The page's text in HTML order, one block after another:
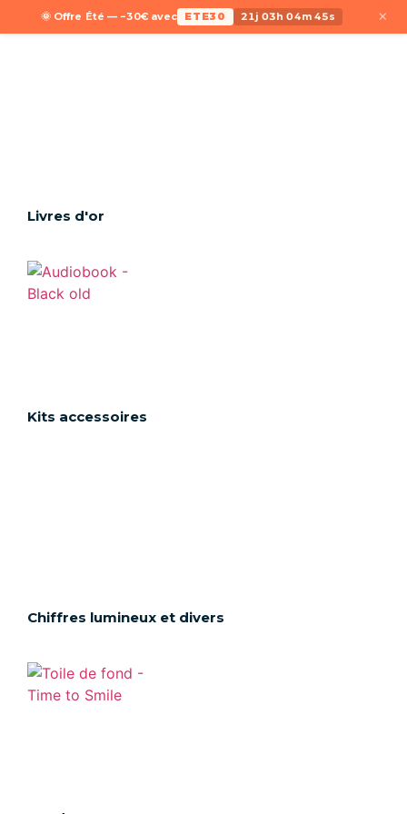
🌞 Offre Été — −30€ avec ETE30 21j 03h 04m 45s ×
Livres d'or
Kits accessoires
Chiffres lumineux et divers